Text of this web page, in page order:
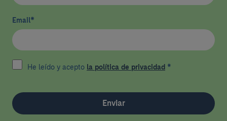
Email*
He leído y acepto la política de privacidad *
Enviar